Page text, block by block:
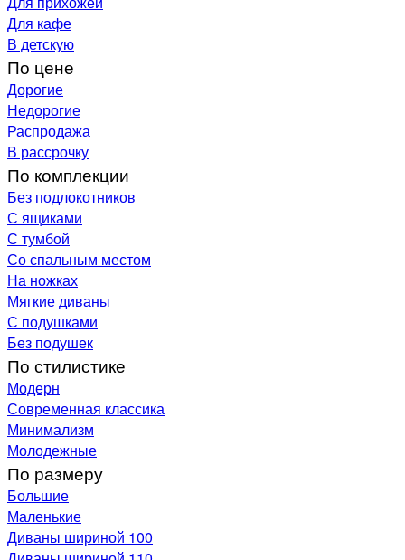
Для кафе
В детскую
По цене
Дорогие
Недорогие
Распродажа
В рассрочку
По комплекции
Без подлокотников
С ящиками
С тумбой
Со спальным местом
На ножках
Мягкие диваны
С подушками
Без подушек
По стилистике
Модерн
Современная классика
Минимализм
Молодежные
По размеру
Большие
Маленькие
Диваны шириной 100